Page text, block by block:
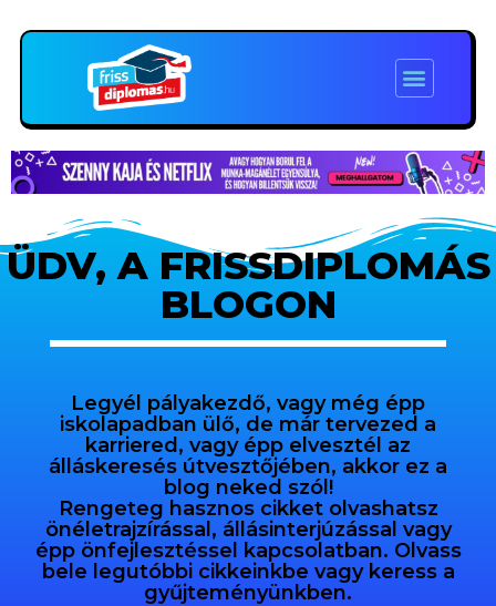
ÜDV, A FRISSDIPLOMÁS
BLOGON
Legyél pályakezdő, vagy még épp
iskolapadban ülő, de már tervezed a
karriered, vagy épp elvesztél az
álláskeresés útvesztőjében, akkor ez a
blog neked szól!
Rengeteg hasznos cikket olvashatsz
önéletrajzírással, állásinterjúzással vagy
épp önfejlesztéssel kapcsolatban. Olvass
bele legutóbbi cikkeinkbe vagy keress a
gyűjteményünkben.